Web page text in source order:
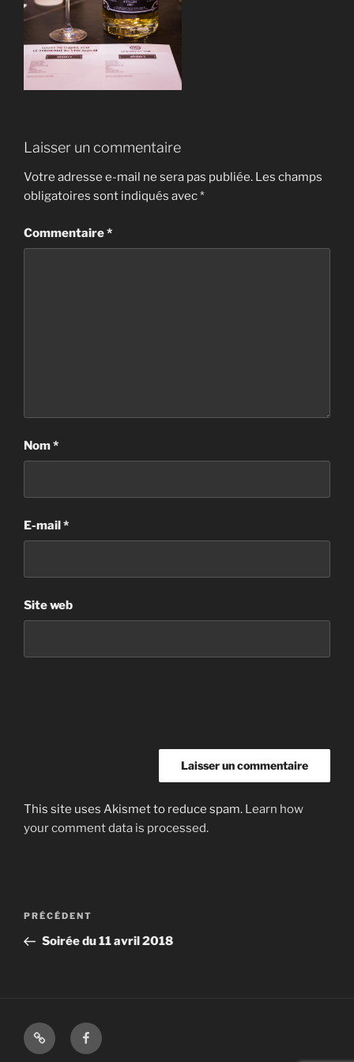
Laisser un commentaire
Votre adresse e-mail ne sera pas publiée. Les champs
obligatoires sont indiqués avec*
Commentaire*
Nom*
E-mail*
Site web
This site uses Akismet to reduce spam. Learn how
your comment data is processed.
Navigation
l’article
Article
précédent
PRÉCÉDENT
Soirée du 11 avril 2018
Shop Facebook